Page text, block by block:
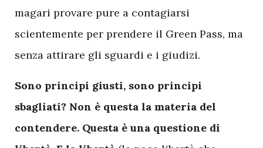
magari provare pure a contagiarsi
scientemente per prendere il Green Pass, ma
senza attirare gli sguardi e i giudizi.
Sono principi giusti, sono principi
sbagliati? Non è questa la materia del
contendere. Questa è una questione di